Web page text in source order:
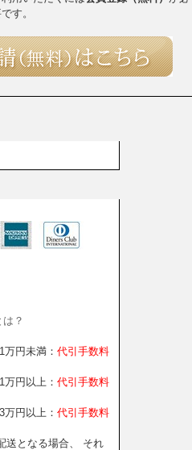
す。
は？
円未満： 代引手数料
円以上： 代引手数料
円以上： 代引手数料
送となる場合、 それ